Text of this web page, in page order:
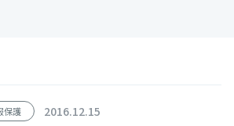
保護
2016.12.15